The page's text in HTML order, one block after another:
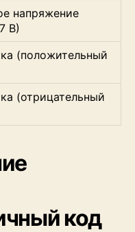
напряжение
В)
(положительный
(отрицательный
код